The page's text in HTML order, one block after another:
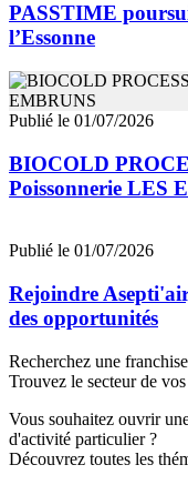
PASSTIME
l’Essonne
Publié le 01/07/2026
BIOCOLD
Poissonnerie LES
Publié le 01/07/2026
Rejoindre
des opportunités
Recherchez une
Trouvez le secteur de
Vous souhaitez ouvrir
d'activité particulier ?
Découvrez toutes les